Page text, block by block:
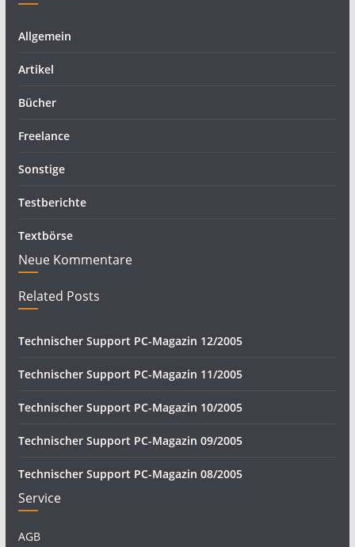
Allgemein
Artikel
Bücher
Freelance
Sonstige
Testberichte
Textbörse
Neue Kommentare
Related Posts
Technischer Support PC-Magazin 12/2005
Technischer Support PC-Magazin 11/2005
Technischer Support PC-Magazin 10/2005
Technischer Support PC-Magazin 09/2005
Technischer Support PC-Magazin 08/2005
Service
AGB